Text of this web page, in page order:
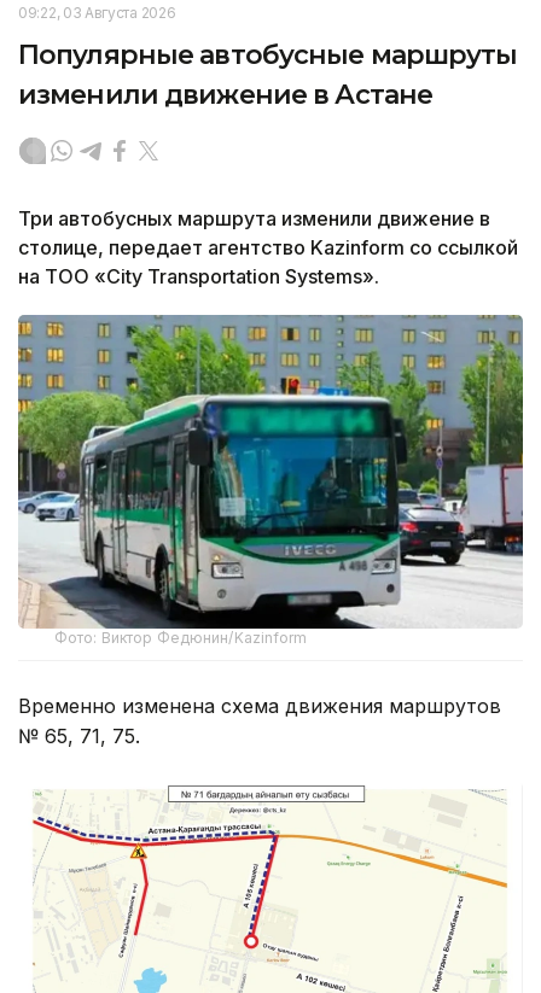
09:22, 03 Августа 2026
Популярные автобусные маршруты
изменили движение в Астане
Три автобусных маршрута изменили движение в
столице, передает агентство Kazinform со ссылкой
на ТОО «City Transportation Systems».
Фото: Виктор Федюнин/Kazinform
Временно изменена схема движения маршрутов
№ 65, 71, 75.